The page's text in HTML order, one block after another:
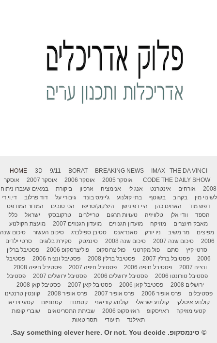
HOME 3D 9/11 BORAT BREAKING NEWS IMAX
THE DA VINCI
CODE THE DAILY SHOW אוסקר 2005 אוסקר 2006 אוסקר 2007
אוסקר
2008
אורחים אינטרנט אנג לי אנימציה ארכיון ביקורת
במאים שעברו ניתוח
לשינוי מין
בקרוב בשוטף בתי קולנוע ג'יימס בונד גיבורי על דוד פרלוב
די.וי.די
דפש מוד
האחים כהן היי דפינישן היצ'קוק/טריפו הכי טובים
המדור המודפס
הספד
וודי אלן טלוויזיה טעויות תרגום טריילרים טרקובסקי ישראל
כללי
מאבק היוצרים
מוזיקה מועדון הגנוזים מועדון הגנוזים 2007
מועצת הקולנוע
מפיצים
מר משיב ניו יורק סאנדאנס סטיבן ספילברג סיכום העשור
סיכום שנה
2006
סיכום שנה 2007 סיכום שנה 2008 סינמטק סקירת בלוגים
סרטי ילדים
סרטי קיץ
סתם פול מקרטני פוליצרוסקופ פוליצרסקופ 2006
פסטיבל ברלין
2006
פסטיבל ברלין 2007 פסטיבל ברלין 2008 פסטיבל ונציה 2006
פסטיבל
ונציה 2007
פסטיבל חיפה 2006 פסטיבל חיפה 2007
פסטיבל חיפה 2008
פסטיבל טורונטו 2006
פסטיבל ירושלים 2006 פסטיבל ירושלים 2007
פסטיבל
ירושלים 2008
פסטיבל קאן 2006 פסטיבל קאן 2007
פסטיבל קאן 2008
פסטיבלים
פרס אופיר 2006 פרס אופיר 2007 פרס אופיר 2008
קוונטין טרנטינו
קולנוע איטלקי
קולנוע ישראלי קולנוע קוריאני קטמנדו קטנוניזם
קטעי וידיאו
קטעי מוזיקה
ראזיסקופ ראזיסקופ 2006 שביתת התסריטאים
שוברי קופות
תאילנד
תיעודי תסריטאות
© סינמסקופ. Say something clever here. Or not. You decide.